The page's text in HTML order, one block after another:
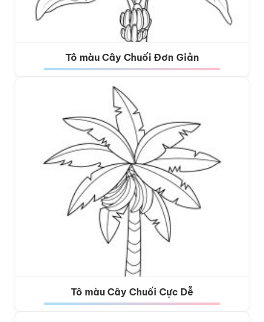
Tô màu Cây Chuối Đơn Giản
Tô màu Cây Chuối Cực Dễ